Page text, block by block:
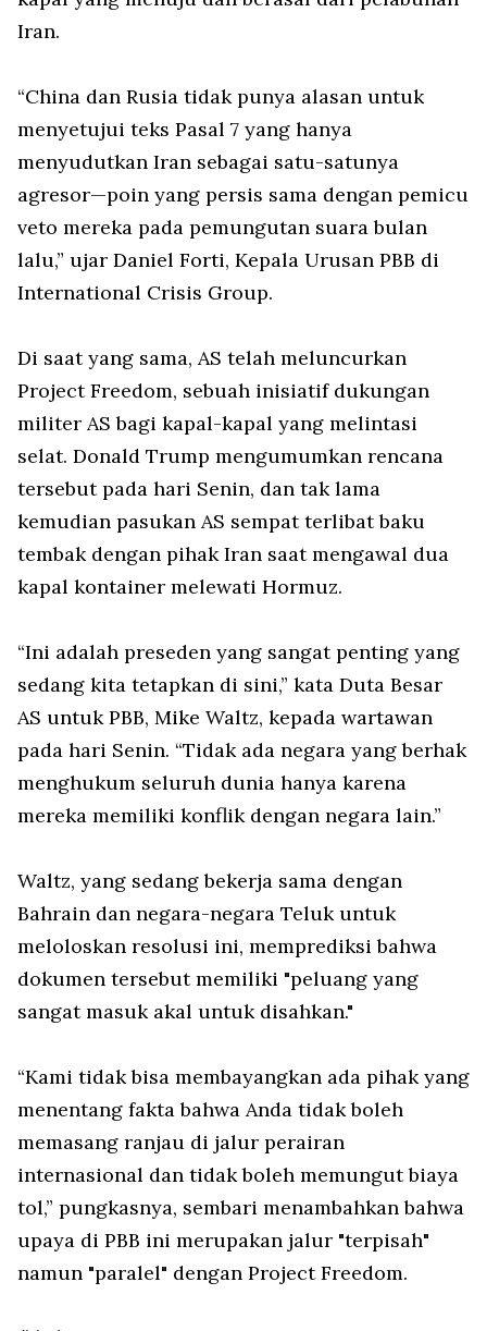
Iran.
“China dan Rusia tidak punya alasan untuk
menyetujui teks Pasal 7 yang hanya
menyudutkan Iran sebagai satu-satunya
agresor—poin yang persis sama dengan pemicu
veto mereka pada pemungutan suara bulan
lalu,” ujar Daniel Forti, Kepala Urusan PBB di
International Crisis Group.
Di saat yang sama, AS telah meluncurkan
Project Freedom, sebuah inisiatif dukungan
militer AS bagi kapal-kapal yang melintasi
selat. Donald Trump mengumumkan rencana
tersebut pada hari Senin, dan tak lama
kemudian pasukan AS sempat terlibat baku
tembak dengan pihak Iran saat mengawal dua
kapal kontainer melewati Hormuz.
“Ini adalah preseden yang sangat penting yang
sedang kita tetapkan di sini,” kata Duta Besar
AS untuk PBB, Mike Waltz, kepada wartawan
pada hari Senin. “Tidak ada negara yang berhak
menghukum seluruh dunia hanya karena
mereka memiliki konflik dengan negara lain.”
Waltz, yang sedang bekerja sama dengan
Bahrain dan negara-negara Teluk untuk
meloloskan resolusi ini, memprediksi bahwa
dokumen tersebut memiliki "peluang yang
sangat masuk akal untuk disahkan."
“Kami tidak bisa membayangkan ada pihak yang
menentang fakta bahwa Anda tidak boleh
memasang ranjau di jalur perairan
internasional dan tidak boleh memungut biaya
tol,” pungkasnya, sembari menambahkan bahwa
upaya di PBB ini merupakan jalur "terpisah"
namun "paralel" dengan Project Freedom.